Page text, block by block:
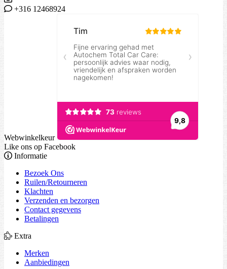
+316 12468924
Webwinkelkeur
Like ons op Facebook
Informatie
Bezoek Ons
Ruilen/Retourneren
Klachten
Verzenden en bezorgen
Contact gegevens
Betalingen
Extra
Merken
Aanbiedingen